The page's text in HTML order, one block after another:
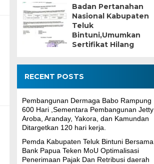
Badan Pertanahan
Nasional Kabupaten
Teluk
Bintuni,Umumkan
Sertifikat Hilang
RECENT POSTS
Pembangunan Dermaga Babo Rampung
600 Hari ,Sementara Pembangunan Jetty
Aroba, Aranday, Yakora, dan Kamundan
Ditargetkan 120 hari kerja.
Pemda Kabupaten Teluk Bintuni Bersama
Bank Papua Teken MoU Optimalisasi
Penerimaan Pajak Dan Retribusi daerah